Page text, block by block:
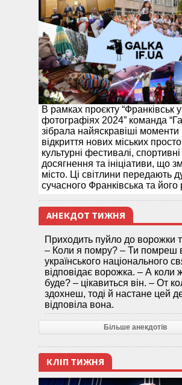
В рамках проєкту “Франківськ у
фотографіях 2024” команда
зібрала найяскравіші моменти
відкриття нових міських
культурні фестивалі, спортивні
досягнення та ініціативи, що
місто. Ці світлини передають
сучасного Франківська та його
АНЕКДОТ ТИЖНЯ
Приходить пуйло до ворожки
– Коли я помру? – Ти помреш
українського національного
відповідає ворожка. – А коли
буде? – цікавиться він. – От
здохнеш, тоді й настане цей
відповіла вона.
Більше анекдотів
КЛІП ТИЖНЯ